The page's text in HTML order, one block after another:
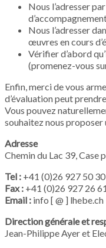
Nous l’adresser
Nous l’adresser
œuvres en cours
Vérifier d’abord
(promenez-vous
Enfin, merci de vous
d’évaluation peut
Vous pouvez
souhaitez nous proposer
Adresse
Chemin du Lac 39, Case
Tel : +41 (0)26 927 50 30
Fax : +41 (0)26 927 26 61
Email : info [ @ ] lhebe.ch
Direction générale et
Jean-Philippe Ayer et